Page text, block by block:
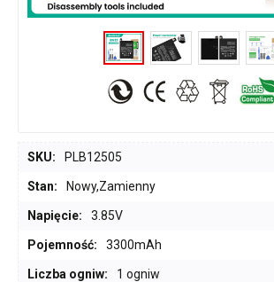
SKU: PLB12505
Stan: Nowy,Zamienny
Napięcie: 3.85V
Pojemność: 3300mAh
Liczba ogniw: 1 ogniw